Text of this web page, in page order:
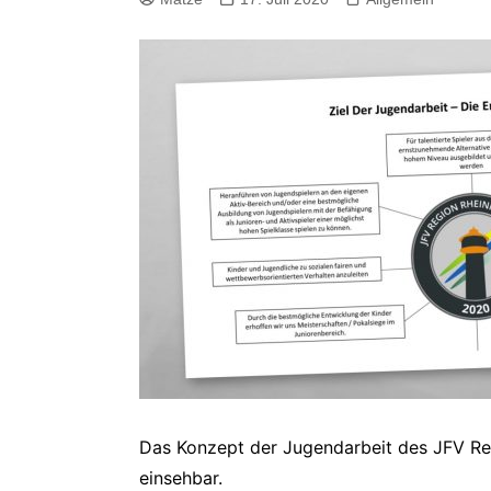
Spielstätten
Real Madrid Fußballcamp
F-Junioren
G-Junioren
Eltern
Das Konzept der Jugendarbeit des JFV
einsehbar.